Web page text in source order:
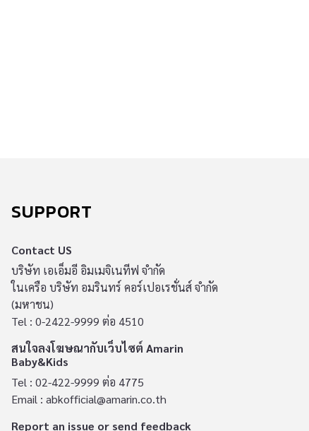
SUPPORT
Contact US
บริษัท เอเอ็มอี อิมเมจิเนทีฟ จำกัด
ในเครือ บริษัท อมรินทร์ คอร์เปอเรชั่นส์ จำกัด
(มหาชน)
Tel : 0-2422-9999 ต่อ 4510
สนใจลงโฆษณากับเว็บไซต์ Amarin
Baby&Kids
Tel : 02-422-9999 ต่อ 4775
Email : abkofficial@amarin.co.th
Report an issue or send feedback